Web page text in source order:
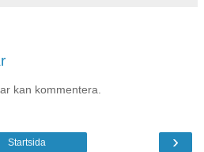
kan kommentera.
›
Startsida